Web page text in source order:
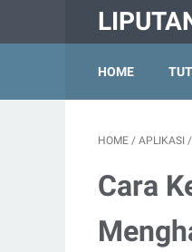
HOME
HOME / APLIKASI /
Cara